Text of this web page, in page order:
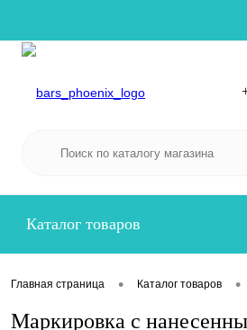
Каталог товаров
Главная страница • Каталог товаров •
Маркировка с